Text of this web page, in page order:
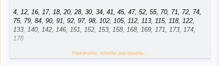
4, 12, 16, 17, 18, 20, 28, 30, 34, 41, 45, 47, 52, 55, 70, 71, 72, 74,
75, 79, 84, 90, 91, 92, 97, 98, 102, 105, 112, 113, 115, 118, 122,
133, 140, 142, 146, 151, 152, 153, 158, 168, 169, 171, 173, 174,
178
у меня для вас отложено 123 и 132, вам еще
Нажмите, чтобы раскрыть...